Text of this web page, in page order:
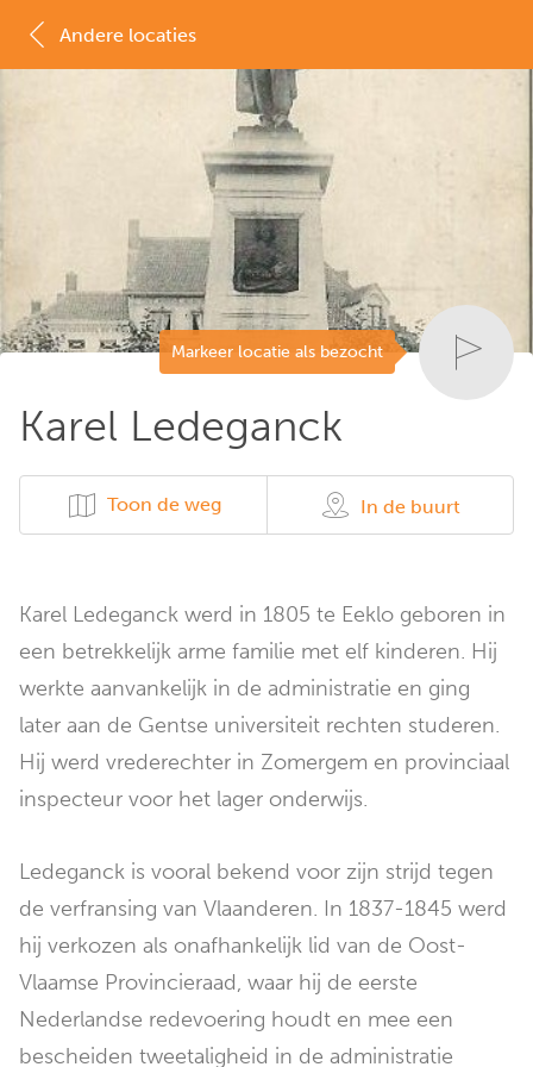
Markeer locatie als bezocht
Karel Ledeganck
Toon de weg In de buurt
Karel Ledeganck werd in 1805 te Eeklo geboren in
een betrekkelijk arme familie met elf kinderen. Hij
werkte aanvankelijk in de administratie en ging
later aan de Gentse universiteit rechten studeren.
Hij werd vrederechter in Zomergem en provinciaal
inspecteur voor het lager onderwijs.
Ledeganck is vooral bekend voor zijn strijd tegen
de verfransing van Vlaanderen. In 1837-1845 werd
hij verkozen als onafhankelijk lid van de Oost-
Vlaamse Provincieraad, waar hij de eerste
Nederlandse redevoering houdt en mee een
bescheiden tweetaligheid in de administratie
Andere locaties